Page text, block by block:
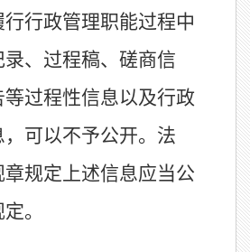
行政管理职能过程中
、过程稿、磋商信
过程性信息以及行政
可以不予公开。法
规定上述信息应当公
。